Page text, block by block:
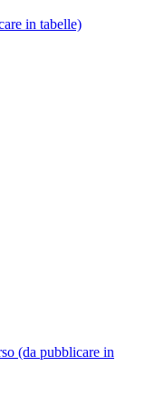
in tabelle)
(da pubblicare in